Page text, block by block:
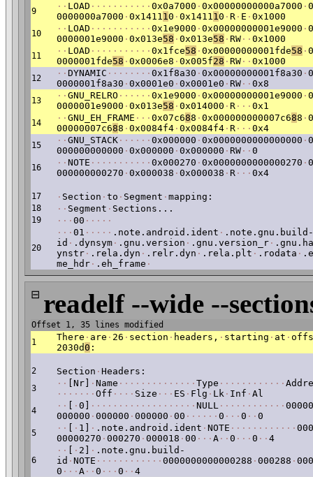
9 · · LOAD · · · · · · · · · · · 0x0a7000 · 0x00000000000a7000 ·
0000000a7000 · 0x141110 · 0x141110 · R · E · 0x1000
10 · · LOAD · · · · · · · · · · · 0x1e9000 · 0x00000000001e9000 ·
0000001e9000 · 0x013e58 · 0x013e58 · RW · · 0x1000
11 · · LOAD · · · · · · · · · · · 0x1fce58 · 0x00000000001fde58 ·
0000001fde58 · 0x0006e8 · 0x005f28 · RW · · 0x1000
12 · · DYNAMIC · · · · · · · · 0x1f8a30 · 0x00000000001f8a30 ·
0000001f8a30 · 0x0001e0 · 0x0001e0 · RW · · 0x8
13 · · GNU_RELRO · · · · · · 0x1e9000 · 0x00000000001e9000 ·
0000001e9000 · 0x013e58 · 0x014000 · R · · · 0x1
14 · · GNU_EH_FRAME · · · 0x07c688 · 0x000000000007c688 ·
00000007c688 · 0x0084f4 · 0x0084f4 · R · · · 0x4
15 · · GNU_STACK · · · · · · 0x000000 · 0x0000000000000000 ·
000000000000 · 0x000000 · 0x000000 · RW · · 0
16 · · NOTE · · · · · · · · · · · 0x000270 · 0x0000000000000270 ·
000000000270 · 0x000038 · 0x000038 · R · · · 0x4
17 · Section · to · Segment · mapping:
18 · · Segment · Sections...
19 · · · 00 · · · · ·
20
· · · 01 · · · · · .note.android.ident · .note.gnu.build-
id · .dynsym · .gnu.version · .gnu.version_r ·
ynstr · .rela.dyn · .relr.dyn · .rela.plt · .rodata ·
me_hdr · .eh_frame ·
⊟ readelf --wide --
Offset 1, 35 lines modified
1
There · are · 26 · section · headers, · starting · at ·
2030d0 :
2 Section · Headers:
3 · · [Nr] · Name · · · · · · · · · · · · · · Type · · · · · · · · · · · ·
· · · · · · · Off · · · · Size · · · ES · Flg · Lk · Inf · Al
4 · · · 0] · · · · · · · · · · · · · · · · · · · NULL · · · · · · · · · · · ·
000000 · 000000 · 000000 · 00 · · · · · · 0 · · · 0 · · 0
5 · · · 1] · .note.android.ident · NOTE · · · · · · · · · · · ·
00000270 · 000270 · 000018 · 00 · · · A · · 0 · · · 0 · · 4
6
· · · 2] · .note.gnu.build-
id · NOTE · · · · · · · · · · · · 0000000000000288 · 000288 ·
0 · · · A · · 0 · · · 0 · · 4